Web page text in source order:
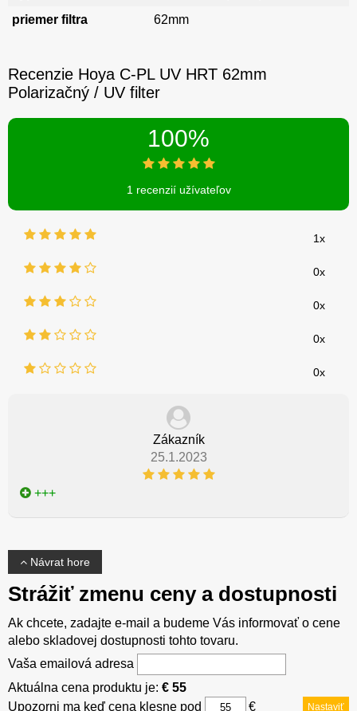
priemer filtra
62mm
Recenzie Hoya C-PL UV HRT 62mm
Polarizačný / UV filter
100%
1 recenzií užívateľov
1x
0x
0x
0x
0x
Zákazník
25.1.2023
+++
Návrat hore
Strážiť zmenu ceny a dostupnosti
Ak chcete, zadajte e-mail a budeme Vás informovať o cene
alebo skladovej dostupnosti tohto tovaru.
Vaša emailová adresa
Aktuálna cena produktu je: € 55
Upozorni ma keď cena klesne pod
€ Nastaviť